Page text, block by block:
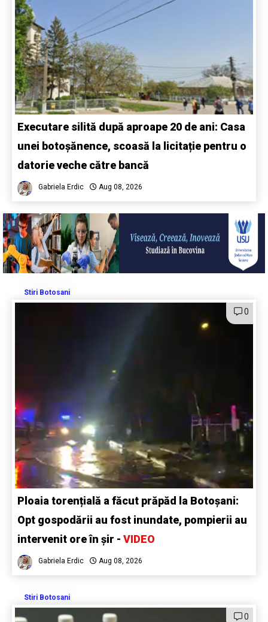
Executare silită după aproape 20 de ani: Casa
unei botoșănence, scoasă la licitație pentru o
datorie veche către bancă
Gabriela Erdic Aug 08, 2026
Stiri Botosani
0
Ploaia torențială a făcut prăpăd la Botoșani:
Opt gospodării au fost inundate, pompierii au
intervenit ore în șir - VIDEO
Gabriela Erdic Aug 08, 2026
Stiri Botosani
0